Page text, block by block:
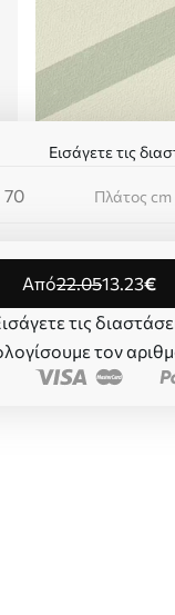
Εισάγετε τις
Πλάτος cm
από22.0513.23€
τις
τον